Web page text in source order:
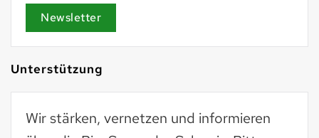
Newsletter
Unterstützung
Wir stärken, vernetzen und informieren